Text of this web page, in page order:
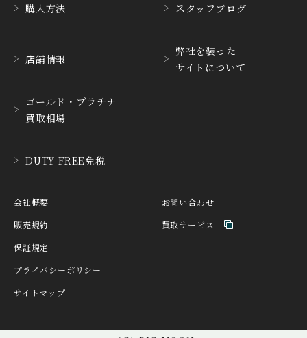
HARRY WINSTON
HEINRICH-GEISEN
ハインリッヒ ガイセン
HORAE
ホライ
IKEPOD INCIPIO
JAEGER LE COULTRE
ジャガー・ルクルト
ジャン・クロード ペラ JEANRICHARD
購入方法
店舗情報
ゴールド・プラチナ
買取相場
DUTY FREE免税
スタッフブログ
弊社を装った
サイトについて
会社概要
販売規約
保証規定
プライバシーポリシー
サイトマップ
お問い合わせ
買取サービス